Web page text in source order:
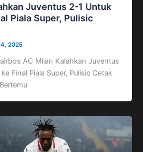
Juventus 2-1 Untuk
Piala Super, Pulisic
2025
AC Milan Kalahkan Juventus
Final Piala Super, Pulisic Cetak